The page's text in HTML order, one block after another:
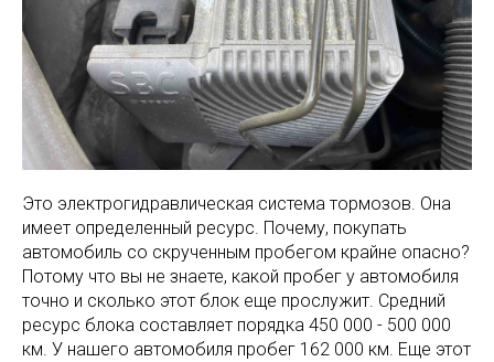
Это электрогидравлическая система тормозов. Она
имеет определенный ресурс. Почему, покупать
автомобиль со скрученным пробегом крайне опасно?
Потому что вы не знаете, какой пробег у автомобиля
точно и сколько этот блок еще прослужит. Средний
ресурс блока составляет порядка 450 000 - 500 000
км. У нашего автомобиля пробег 162 000 км. Еще этот